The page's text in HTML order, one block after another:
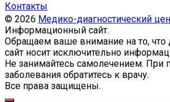
Контакты
© 2026 Медико-диагностический
Информационный сайт.
Обращаем ваше внимание на то, что
сайт носит исключительно
Не занимайтесь самолечением. При
заболевания обратитесь к врачу.
Все права защищены.